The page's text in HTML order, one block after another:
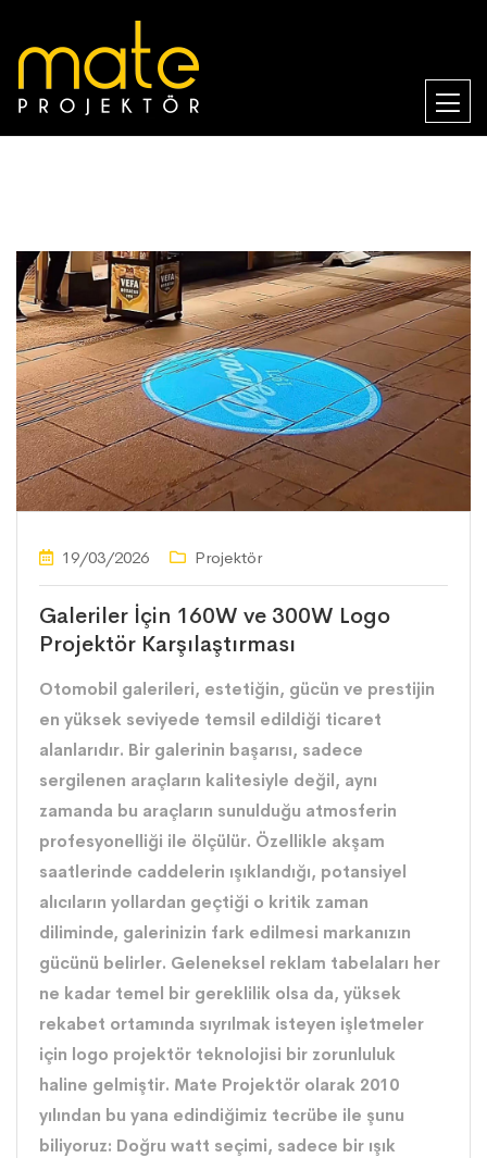
19/03/2026 Projektör
Galeriler İçin 160W ve 300W Logo
Projektör Karşılaştırması
Otomobil galerileri, estetiğin, gücün ve prestijin
en yüksek seviyede temsil edildiği ticaret
alanlarıdır. Bir galerinin başarısı, sadece
sergilenen araçların kalitesiyle değil, aynı
zamanda bu araçların sunulduğu atmosferin
profesyonelliği ile ölçülür. Özellikle akşam
saatlerinde caddelerin ışıklandığı, potansiyel
alıcıların yollardan geçtiği o kritik zaman
diliminde, galerinizin fark edilmesi markanızın
gücünü belirler. Geleneksel reklam tabelaları her
ne kadar temel bir gereklilik olsa da, yüksek
rekabet ortamında sıyrılmak isteyen işletmeler
için logo projektör teknolojisi bir zorunluluk
haline gelmiştir. Mate Projektör olarak 2010
yılından bu yana edindiğimiz tecrübe ile şunu
biliyoruz: Doğru watt seçimi, sadece bir ışık